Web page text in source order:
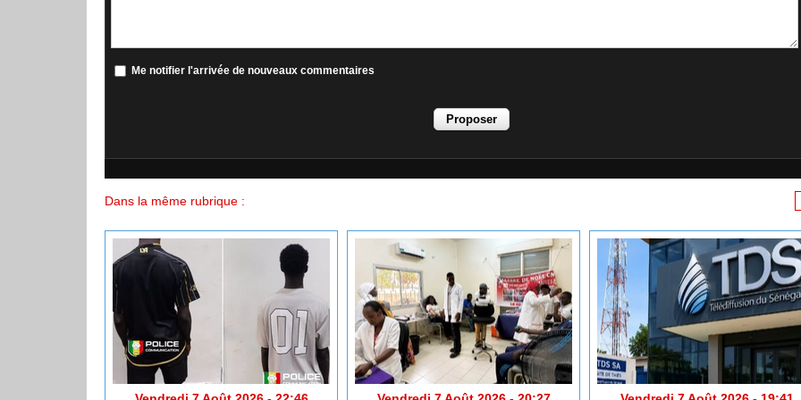
Me notifier l'arrivée de nouveaux commentaires
Dans la même rubrique :